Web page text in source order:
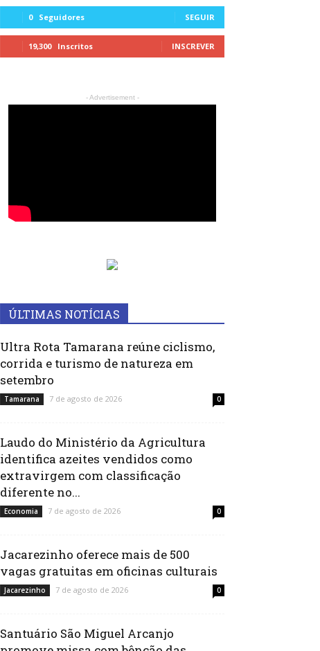
0 Seguidores SEGUIR
19,300 Inscritos INSCREVER
- Advertisement -
ÚLTIMAS NOTÍCIAS
Ultra Rota Tamarana reúne ciclismo,
corrida e turismo de natureza em
setembro
Tamarana 7 de agosto de 2026 0
Laudo do Ministério da Agricultura
identifica azeites vendidos como
extravirgem com classificação
diferente no...
Economia 7 de agosto de 2026 0
Jacarezinho oferece mais de 500
vagas gratuitas em oficinas culturais
Jacarezinho 7 de agosto de 2026 0
Santuário São Miguel Arcanjo